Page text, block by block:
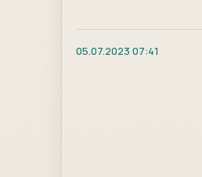
05.07.2023 07:41